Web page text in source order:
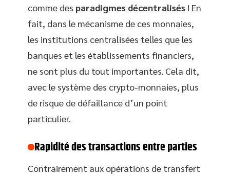
comme des paradigmes décentralisés ! En
fait, dans le mécanisme de ces monnaies,
les institutions centralisées telles que les
banques et les établissements financiers,
ne sont plus du tout importantes. Cela dit,
avec le système des crypto-monnaies, plus
de risque de défaillance d’un point
particulier.
Rapidité des transactions entre parties
Contrairement aux opérations de transfert